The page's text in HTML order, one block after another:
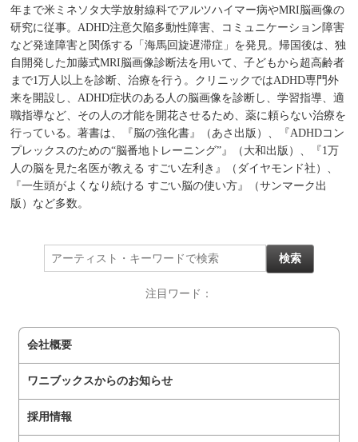
年まで米ミネソタ大学放射線科でアルツハイマー病やMRI脳画像の
研究に従事。ADHD注意欠陥多動性障害、コミュニケーション障害
など発達障害と関係する「海馬回旋遅滞症」を発見。帰国後は、独
自開発した加藤式MRI脳画像診断法を用いて、子どもから超高齢者
まで1万人以上を診断、治療を行う。クリニックではADHD専門外
来を開設し、ADHD症状のある人の脳画像を診断し、学習指導、適
職指導など、その人の才能を開花させるため、薬に頼らない治療を
行っている。著書は、『脳の強化書』（あさ出版）、『ADHDコン
プレックスのための“脳番地トレーニング”』（大和出版）、『1万
人の脳を見た名医が教える すごい左利き』（ダイヤモンド社）、
『一生頭がよくなり続ける すごい脳の使い方』（サンマーク出
版）など多数。
注目ワード：
会社概要
ワニブックスからのお知らせ
採用情報